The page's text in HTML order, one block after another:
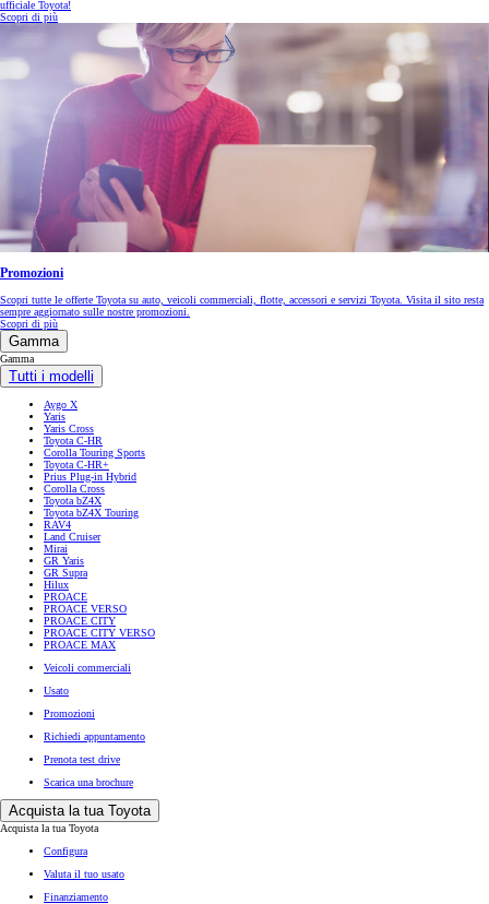
ufficiale Toyota!
Scopri di più
Promozioni
Scopri tutte le offerte Toyota su auto, veicoli commerciali, flotte, accessori e servizi Toyota. Visita il sito resta
sempre aggiornato sulle nostre promozioni.
Scopri di più
Gamma
Gamma
Tutti i modelli
Aygo X
Yaris
Yaris Cross
Toyota C-HR
Corolla Touring Sports
Toyota C-HR+
Prius Plug-in Hybrid
Corolla Cross
Toyota bZ4X
Toyota bZ4X Touring
RAV4
Land Cruiser
Mirai
GR Yaris
GR Supra
Hilux
PROACE
PROACE VERSO
PROACE CITY
PROACE CITY VERSO
PROACE MAX
Veicoli commerciali
Usato
Promozioni
Richiedi appuntamento
Prenota test drive
Scarica una brochure
Acquista la tua Toyota
Acquista la tua Toyota
Configura
Valuta il tuo usato
Finanziamento